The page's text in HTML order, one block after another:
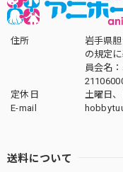
住所
岩手県
の規定
員会名
定休日
土曜日
E-mail
送料について